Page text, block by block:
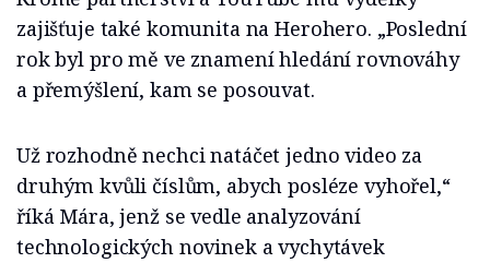
zajišťuje také komunita na Herohero. „Poslední
rok byl pro mě ve znamení hledání rovnováhy
a přemýšlení, kam se posouvat.
Už rozhodně nechci natáčet jedno video za
druhým kvůli číslům, abych posléze vyhořel,“
říká Mára, jenž se vedle analyzování
technologických novinek a vychytávek